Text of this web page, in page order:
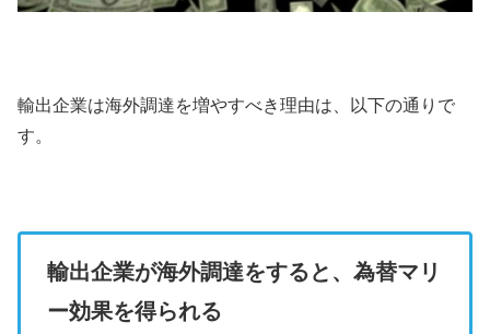
輸出企業は海外調達を増やすべき理由は、以下の通りで
す。
輸出企業が海外調達をすると、為替マリ
ー効果を得られる